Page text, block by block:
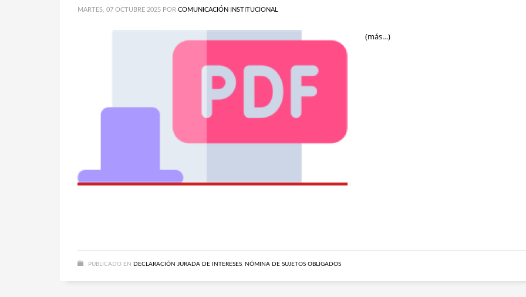
MARTES, 07 OCTUBRE 2025 POR COMUNICACIÓN INSTITUCIONAL
(más…)
PUBLICADO EN DECLARACIÓN JURADA DE INTERESES, NÓMINA DE SUJETOS OBLIGADOS